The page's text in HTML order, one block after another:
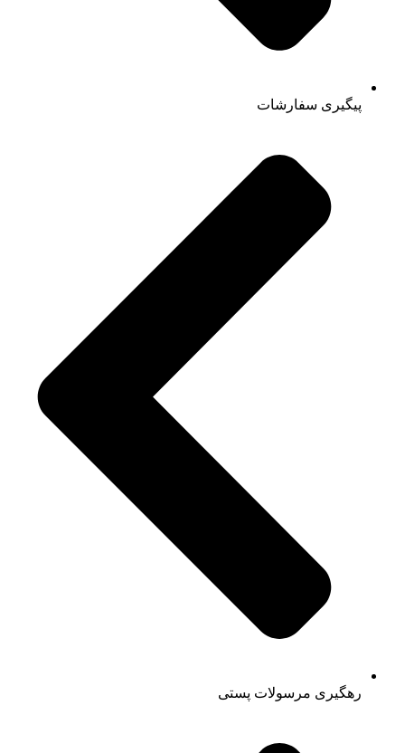
پیگیری سفارشات
رهگیری مرسولات پستی